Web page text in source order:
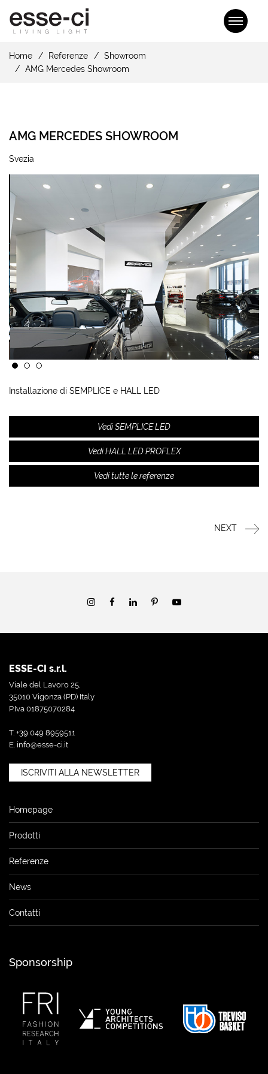
Home Referenze
Showroom
AMG Mercedes Showroom
AMG MERCEDES SHOWROOM
Svezia
Installazione di SEMPLICE e HALL LED
Vedi SEMPLICE LED
Vedi HALL LED PROFLEX
Vedi tutte le referenze
NEXT
ESSE-CI s.r.l.
Viale del Lavoro 25,
35010 Vigonza (PD) Italy
P.Iva 01875070284
T. +39 049 8959511
E. info@esse-ci.it
ISCRIVITI ALLA NEWSLETTER
Homepage
Prodotti
Referenze
News
Contatti
Sponsorship